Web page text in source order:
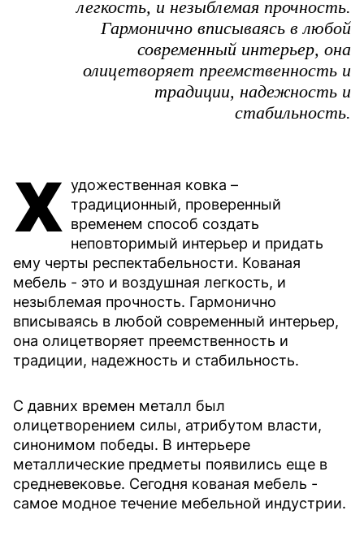
легкость, и незыблемая прочность.
Гармонично вписываясь в любой
современный интерьер, она
олицетворяет преемственность и
традиции, надежность и
стабильность.
Х удожественная ковка –
традиционный, проверенный
временем способ создать
неповторимый интерьер и придать
ему черты респектабельности. Кованая
мебель - это и воздушная легкость, и
незыблемая прочность. Гармонично
вписываясь в любой современный интерьер,
она олицетворяет преемственность и
традиции, надежность и стабильность.
С давних времен металл был
олицетворением силы, атрибутом власти,
синонимом победы. В интерьере
металлические предметы появились еще в
средневековье. Сегодня кованая мебель -
самое модное течение мебельной индустрии.